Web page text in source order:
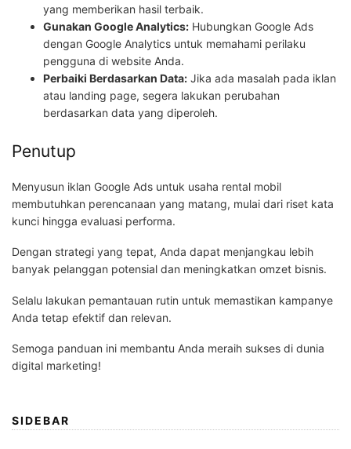
yang memberikan hasil terbaik.
Gunakan Google Analytics: Hubungkan Google Ads
dengan Google Analytics untuk memahami perilaku
pengguna di website Anda.
Perbaiki Berdasarkan Data: Jika ada masalah pada iklan
atau landing page, segera lakukan perubahan
berdasarkan data yang diperoleh.
Penutup
Menyusun iklan Google Ads untuk usaha rental mobil
membutuhkan perencanaan yang matang, mulai dari riset kata
kunci hingga evaluasi performa.
Dengan strategi yang tepat, Anda dapat menjangkau lebih
banyak pelanggan potensial dan meningkatkan omzet bisnis.
Selalu lakukan pemantauan rutin untuk memastikan kampanye
Anda tetap efektif dan relevan.
Semoga panduan ini membantu Anda meraih sukses di dunia
digital marketing!
SIDEBAR